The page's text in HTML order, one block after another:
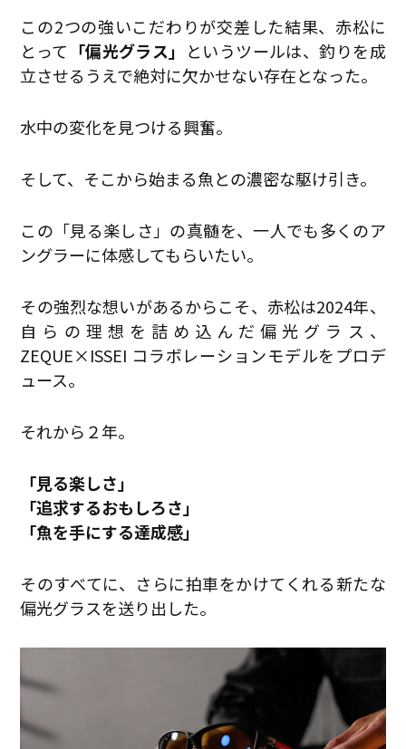
この2つの強いこだわりが交差した結果、赤松に
とって 「偏光グラス」 というツールは、釣りを成
立させるうえで絶対に欠かせない存在となった。
水中の変化を見つける興奮。
そして、そこから始まる魚との濃密な駆け引き。
この「見る楽しさ」の真髄を、一人でも多くのア
ングラーに体感してもらいたい。
その強烈な想いがあるからこそ、赤松は2024年、
自らの理想を詰め込んだ偏光グラス、
ZEQUE×ISSEI コラボレーションモデルをプロデ
ュース。
それから２年。
「見る楽しさ」
「追求するおもしろさ」
「魚を手にする達成感」
そのすべてに、さらに拍車をかけてくれる新たな
偏光グラスを送り出した。